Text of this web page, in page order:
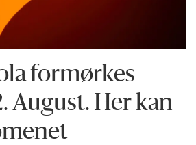
formørkes
August. Her kan